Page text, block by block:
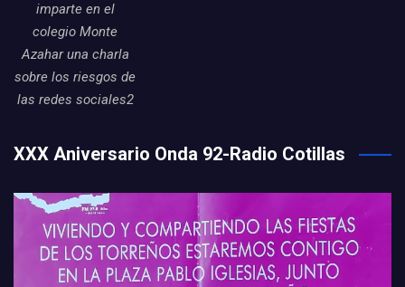
imparte en el
colegio Monte
Azahar una charla
sobre los riesgos de
las redes sociales2
XXX Aniversario Onda 92-Radio Cotillas